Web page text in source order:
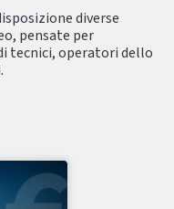
diverse
pensate per
tecnici, operatori dello